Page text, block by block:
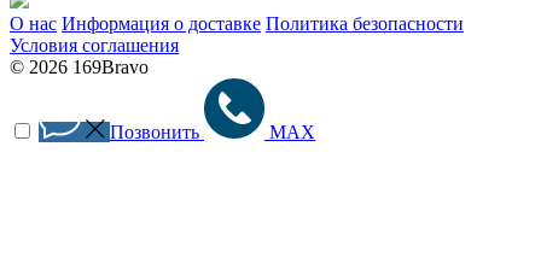
О нас Информация о доставке Политика безопасности
Условия соглашения
© 2026 169Bravo
Позвонить MAX